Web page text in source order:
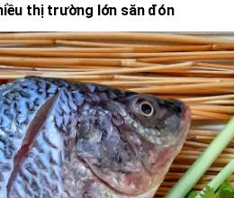
thị trường lớn săn đón